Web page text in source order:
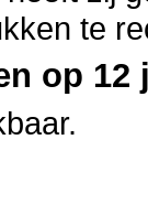
te
op 12